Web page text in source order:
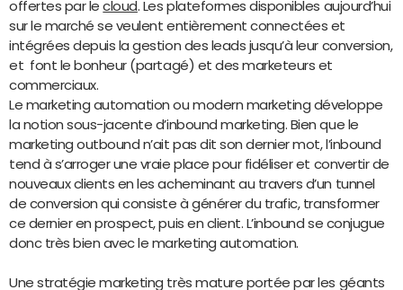
offertes par lecloud . Les plateformes disponibles aujourd’hui
sur le marché se veulent entièrement connectées et
intégrées depuis la gestion des leads jusqu’à leur conversion,
et font le bonheur (partagé) et des marketeurs et
commerciaux.
Le marketing automation ou modern marketing développe
la notion sous-jacente d’inbound marketing. Bien que le
marketing outbound n’ait pas dit son dernier mot, l’inbound
tend à s’arroger une vraie place pour fidéliser et convertir de
nouveaux clients en les acheminant au travers d’un tunnel
de conversion qui consiste à générer du trafic, transformer
ce dernier en prospect, puis en client. L’inbound se conjugue
donc très bien avec le marketing automation.
Une stratégie marketing très mature portée par les géants